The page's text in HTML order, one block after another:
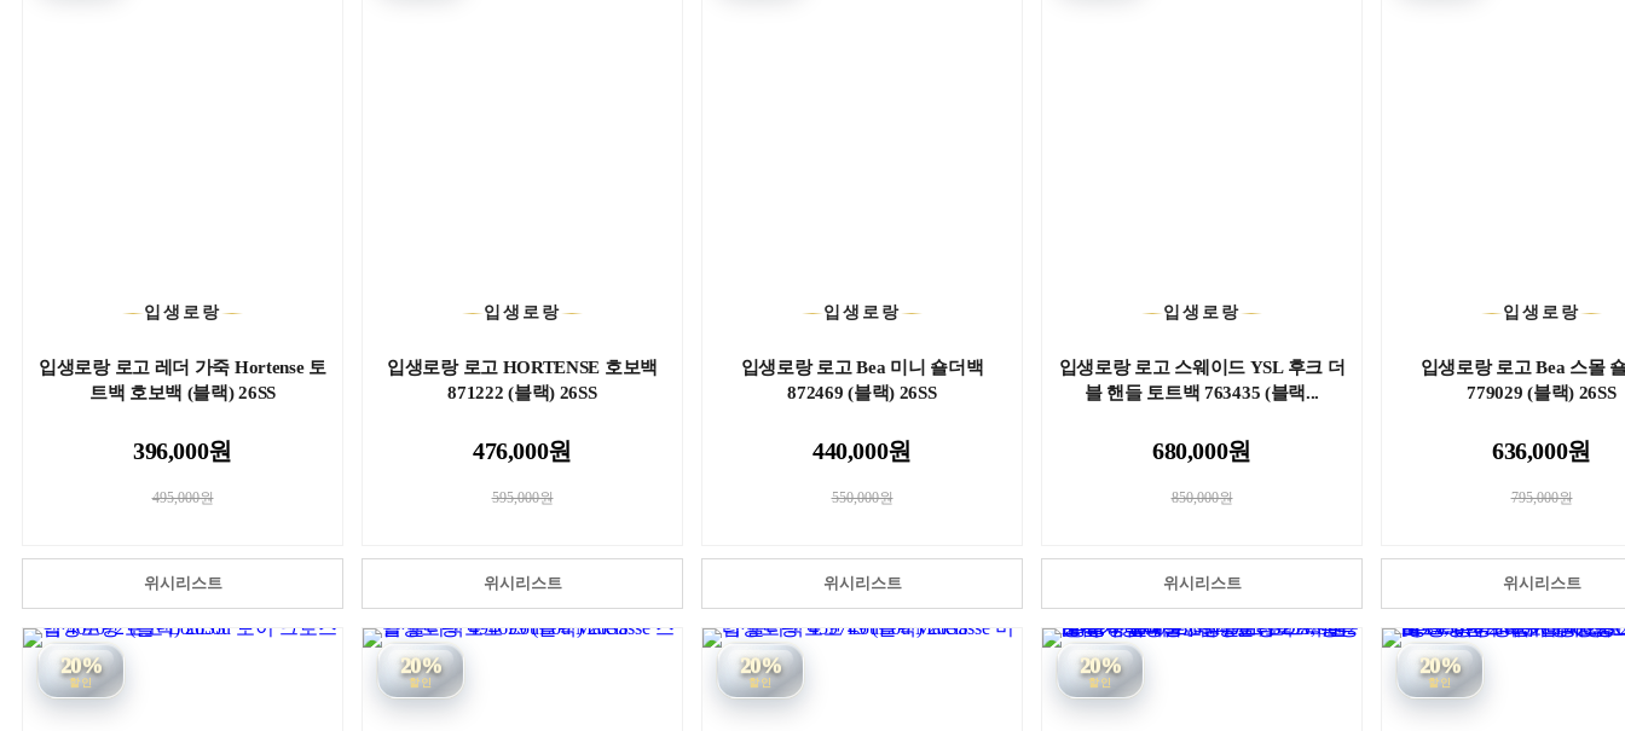
입생로랑
입생로랑 로고 레더 가죽 Hortense 토
트백 호보백 (블랙) 26SS
396,000원
495,000원
위시리스트
입생로랑
입생로랑 로고 HORTENSE 호보백
871222 (블랙) 26SS
476,000원
595,000원
위시리스트
입생로랑
입생로랑 로고 Bea 미니 숄더백
872469 (블랙) 26SS
440,000원
550,000원
위시리스트
입생로랑
입생로랑 로고 스웨이드 YSL 후크 더
블 핸들 토트백 763435 (블랙...
680,000원
850,000원
위시리스트
입생로랑
입생로랑 로고 Bea 스몰
779029 (블랙) 26SS
636,000원
795,000원
위시리스트
20%
할인
20%
할인
20%
할인
20%
할인
20%
할인